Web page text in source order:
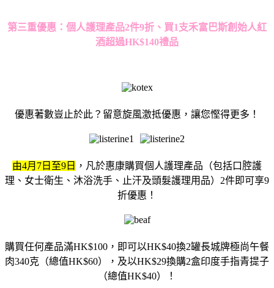
第三重優惠：個人護理產品2件9折、買1支禾富巴斯創始人紅
酒超過HK$140禮品
優惠著數豈止於此？留意旋風激抵優惠，讓您慳得更多！
由4月7日至9日 ，凡於惠康購買個人護理產品（包括口腔護
理、女士衛生、沐浴洗手、止汗及頭髮護理用品）2件即可享9
折優惠！
購買任何產品滿HK$100，即可以HK$40換2罐長城牌極尚午餐
肉340克（總值HK$60），及以HK$29換購2盒印度手指青提子
（總值HK$40）！